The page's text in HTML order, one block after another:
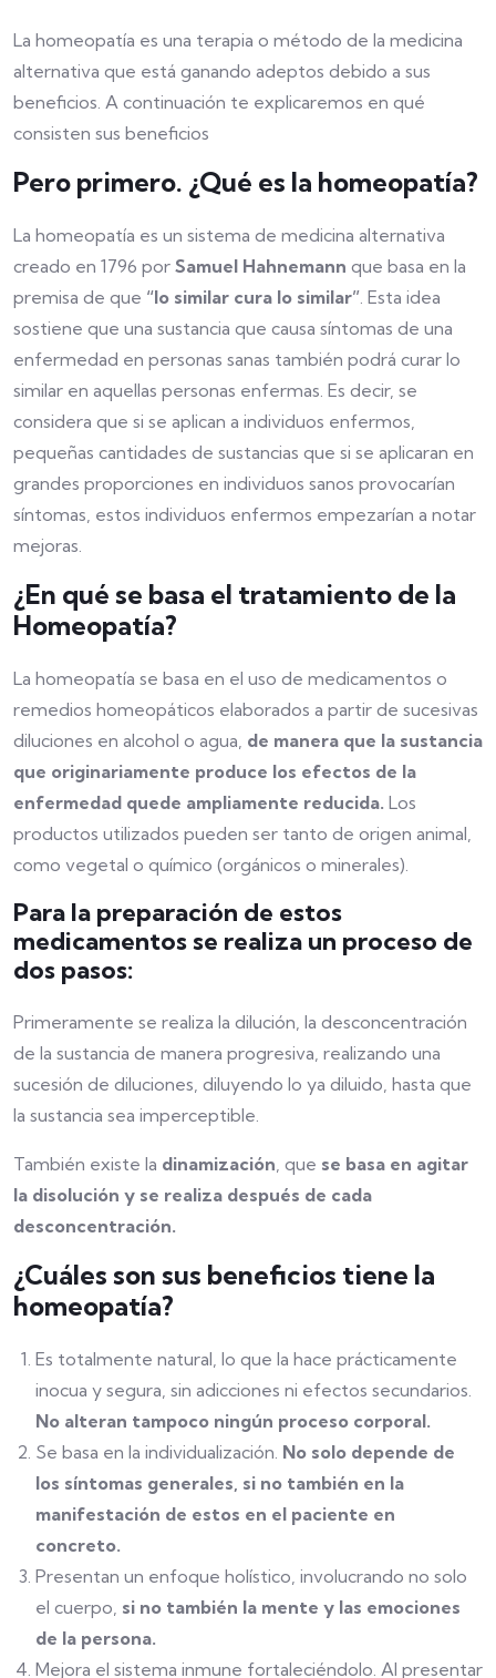
La homeopatía es una terapia o método de la medicina
alternativa que está ganando adeptos debido a sus
beneficios. A continuación te explicaremos en qué
consisten sus beneficios
Pero primero. ¿Qué es la homeopatía?
La homeopatía es un sistema de medicina alternativa
creado en 1796 por Samuel Hahnemann que basa en la
premisa de que “lo similar cura lo similar”. Esta idea
sostiene que una sustancia que causa síntomas de una
enfermedad en personas sanas también podrá curar lo
similar en aquellas personas enfermas. Es decir, se
considera que si se aplican a individuos enfermos,
pequeñas cantidades de sustancias que si se aplicaran en
grandes proporciones en individuos sanos provocarían
síntomas, estos individuos enfermos empezarían a notar
mejoras.
¿En qué se basa el tratamiento de la
Homeopatía?
La homeopatía se basa en el uso de medicamentos o
remedios homeopáticos elaborados a partir de sucesivas
diluciones en alcohol o agua, de manera que la sustancia
que originariamente produce los efectos de la
enfermedad quede ampliamente reducida. Los
productos utilizados pueden ser tanto de origen animal,
como vegetal o químico (orgánicos o minerales).
Para la preparación de estos
medicamentos se realiza un proceso de
dos pasos:
Primeramente se realiza la dilución, la desconcentración
de la sustancia de manera progresiva, realizando una
sucesión de diluciones, diluyendo lo ya diluido, hasta que
la sustancia sea imperceptible.
También existe la dinamización, que se basa en agitar
la disolución y se realiza después de cada
desconcentración.
¿Cuáles son sus beneficios tiene la
homeopatía?
Es totalmente natural, lo que la hace prácticamente
inocua y segura, sin adicciones ni efectos secundarios.
No alteran tampoco ningún proceso corporal.
Se basa en la individualización. No solo depende de
los síntomas generales, si no también en la
manifestación de estos en el paciente en
concreto.
Presentan un enfoque holístico, involucrando no solo
el cuerpo, si no también la mente y las emociones
de la persona.
Mejora el sistema inmune fortaleciéndolo. Al presentar